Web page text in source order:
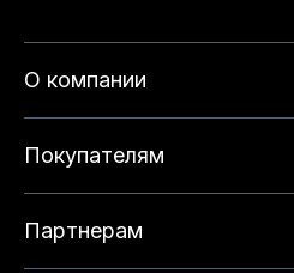
О компании
Покупателям
Партнерам